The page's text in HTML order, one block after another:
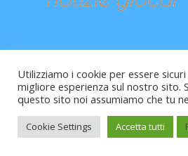
Raffaele Vitali - via Leopardi 10 -
Cod.Fisc VTLRFL77B02L500Y -
Trib.Fermo n.04/2010
Utilizziamo i cookie per essere
migliore esperienza sul nostro sito.
questo sito noi assumiamo che tu
Cookie Settings Accetta tutti